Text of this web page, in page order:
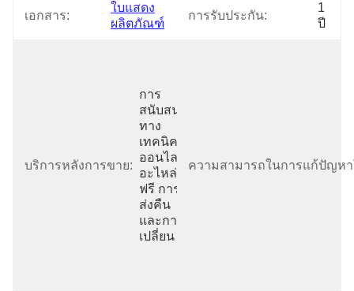
เอกสาร:
ใบแสดง
ผลิตภัณฑ์
การรับประกัน:
1
ปี
บริการหลังการขาย:
การ
สนับสนุน
ทาง
เทคนิค
ออนไลน์
อะไหล่
ฟรี การ
ส่งคืน
และการ
เปลี่ยน
ความสามารถในการแก้ปัญหา